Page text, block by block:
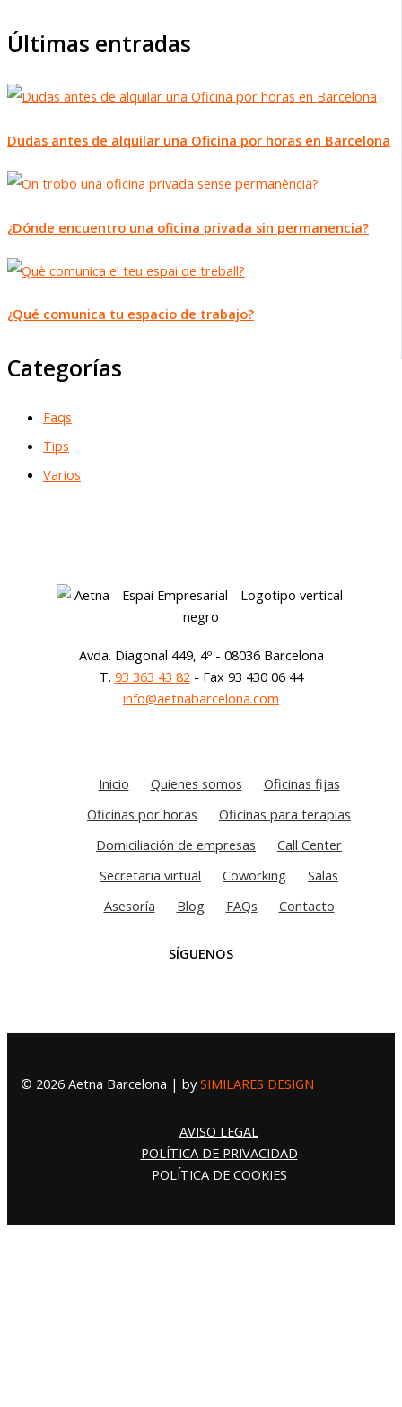
Últimas entradas
Dudas antes de alquilar una Oficina por horas en Barcelona
¿Dónde encuentro una oficina privada sin permanencia?
¿Qué comunica tu espacio de trabajo?
Categorías
Faqs
Tips
Varios
Avda. Diagonal 449, 4º - 08036 Barcelona
T. 93 363 43 82 - Fax 93 430 06 44
info@aetnabarcelona.com
Inicio Quienes somos
Oficinas fijas
Oficinas por horas
Oficinas para terapias
Domiciliación de empresas
Call Center
Secretaria virtual
Coworking
Salas
Asesoría
Blog FAQs Contacto
SÍGUENOS
© 2026 Aetna Barcelona | bySIMILARES DESIGN
AVISO LEGAL
POLÍTICA DE PRIVACIDAD
POLÍTICA DE COOKIES